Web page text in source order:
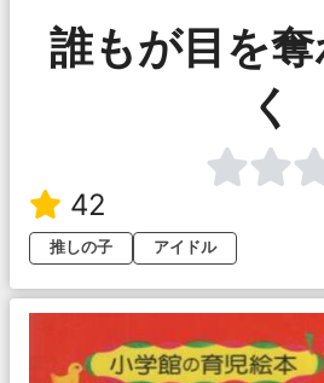
誰もが目を
く
42
推しの子
アイドル